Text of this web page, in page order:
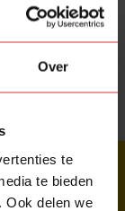
Over
te
te bieden
Ook delen we
het
kortingen of